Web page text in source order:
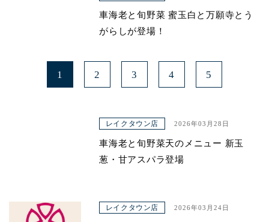
車海老と旬野菜 蜜玉白と万願寺とう
がらしが登場！
1 2 3 4 5
レイクタウン店 2026年03月28日
車海老と旬野菜天のメニュー 新玉
葱・甘アスパラ登場
レイクタウン店 2026年03月24日